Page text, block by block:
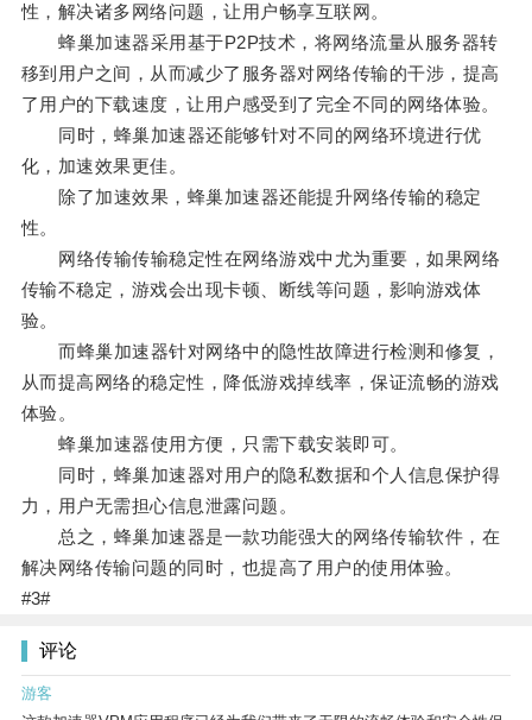
性，解决诸多网络问题，让用户畅享互联网。
蜂巢加速器采用基于P2P技术，将网络流量从服务器转
移到用户之间，从而减少了服务器对网络传输的干涉，提高
了用户的下载速度，让用户感受到了完全不同的网络体验。
同时，蜂巢加速器还能够针对不同的网络环境进行优
化，加速效果更佳。
除了加速效果，蜂巢加速器还能提升网络传输的稳定
性。
网络传输传输稳定性在网络游戏中尤为重要，如果网络
传输不稳定，游戏会出现卡顿、断线等问题，影响游戏体
验。
而蜂巢加速器针对网络中的隐性故障进行检测和修复，
从而提高网络的稳定性，降低游戏掉线率，保证流畅的游戏
体验。
蜂巢加速器使用方便，只需下载安装即可。
同时，蜂巢加速器对用户的隐私数据和个人信息保护得
力，用户无需担心信息泄露问题。
总之，蜂巢加速器是一款功能强大的网络传输软件，在
解决网络传输问题的同时，也提高了用户的使用体验。
#3#
评论
游客